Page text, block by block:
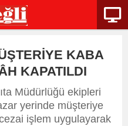
KABA
KAPATILDI
Müdürlüğü ekipleri
yerinde müşteriye
işlem uygulayarak